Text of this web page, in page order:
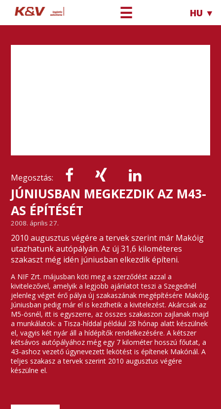
☰ HU ▼
Megosztás:
JÚNIUSBAN MEGKEZDIK AZ M43-
AS ÉPÍTÉSÉT
2008. április 27.
2010 augusztus végére a tervek szerint már Makóig
utazhatunk autópályán. Az új 31,6 kilométeres
szakaszt még idén júniusban elkezdik építeni.
A NIF Zrt. májusban köti meg a szerződést azzal a
kivitelezővel, amelyik a legjobb ajánlatot teszi a Szegednél
jelenleg véget érő pálya új szakaszának megépítésére Makóig.
Júniusban pedig már el is kezdhetik a kivitelezést. Akárcsak az
M5-ösnél, itt is egyszerre, az összes szakaszon zajlanak majd
a munkálatok: a Tisza-híddal például 28 hónap alatt készülnek
el, vagyis két nyár áll a hídépítők rendelkezésére. A kétszer
kétsávos autópályához még egy 7 kilométer hosszú főutat, a
43-ashoz vezető úgynevezett lekötést is építenek Makónál. A
teljes szakasz a tervek szerint 2010 augusztus végére
készülne el.